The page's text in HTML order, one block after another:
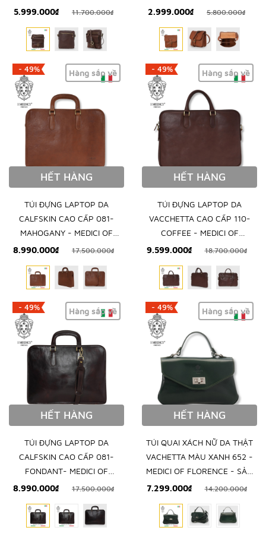
XUẤT THỦ CÔNG TẠI ITALY
5.999.000₫ 11.700.000₫
XUẤT THỦ CÔNG TẠI ITALY
2.999.000₫ 5.800.000₫
- 49% Hàng sắp về
HẾT HÀNG
TÚI ĐỰNG LAPTOP DA
CALFSKIN CAO CẤP 081-
MAHOGANY - MEDICI OF
FLORENCE - SẢN XUẤT THỦ
8.990.000₫ 17.500.000₫
- 49% Hàng sắp về
HẾT HÀNG
TÚI ĐỰNG LAPTOP DA
VACCHETTA CAO CẤP 110-
COFFEE - MEDICI OF
FLORENCE - SẢN XUẤT THỦ
9.599.000₫ 18.700.000₫
- 49% Hàng sắp về
HẾT HÀNG
TÚI ĐỰNG LAPTOP DA
CALFSKIN CAO CẤP 081-
FONDANT- MEDICI OF
FLORENCE - SẢN XUẤT THỦ
8.990.000₫ 17.500.000₫
- 49% Hàng sắp về
HẾT HÀNG
TÚI QUAI XÁCH NỮ DA THẬT
VACHETTA MÀU XANH 652 -
MEDICI OF FLORENCE - SẢN
XUẤT THỦ CÔNG TẠI ITALIA
7.299.000₫ 14.200.000₫